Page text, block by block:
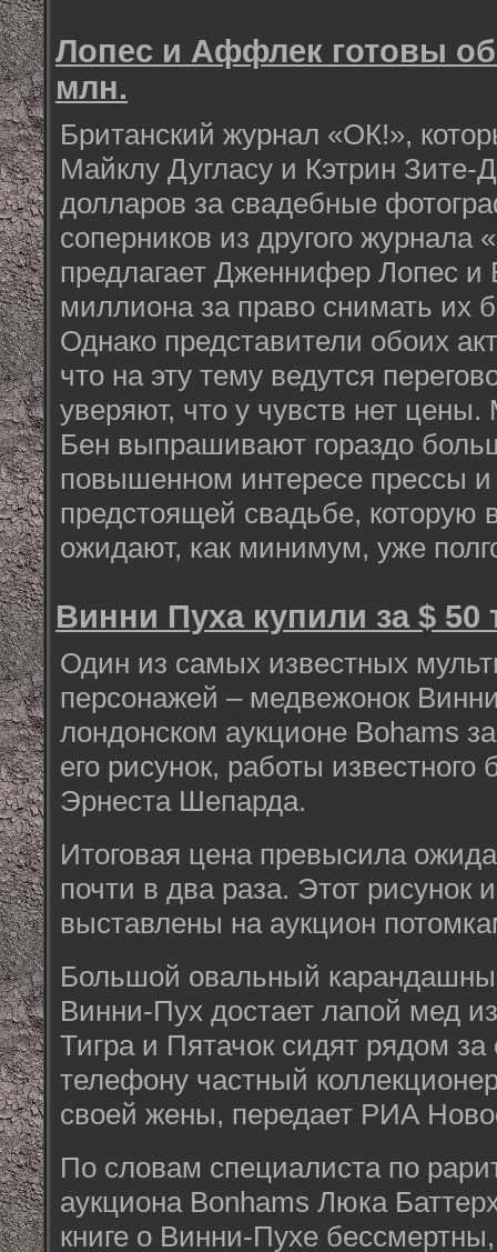
Лопес и Аффлек готовы
млн.
Британский журнал «ОК!»,
Майклу Дугласу и Кэтрин
долларов за свадебные
соперников из другого журнала
предлагает Дженнифер Лопес
миллиона за право снимать их
Однако представители обоих
что на эту тему ведутся
уверяют, что у чувств нет
Бен выпрашивают гораздо
повышенном интересе прессы и
предстоящей свадьбе, которую
ожидают, как минимум, уже
Винни Пуха купили за $ 50
Один из самых известных
персонажей – медвежонок
лондонском аукционе Bohams
его рисунок, работы известного
Эрнеста Шепарда.
Итоговая цена превысила
почти в два раза. Этот рисунок
выставлены на аукцион
Большой овальный
Винни-Пух достает лапой мед
Тигра и Пятачок сидят рядом
телефону частный
своей жены, передает РИА
По словам специалиста по
аукциона Bonhams Люка
книге о Винни-Пухе